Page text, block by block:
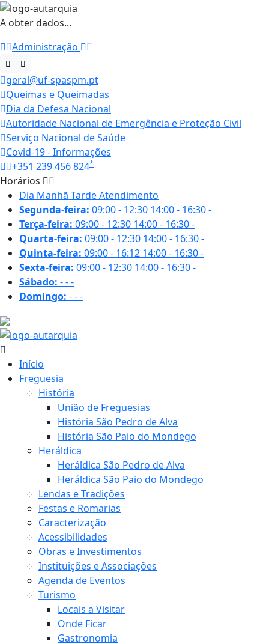
A obter dados...
Administração
geral@uf-spaspm.pt
Queimas e Queimadas
Dia da Defesa Nacional
Autoridade Nacional de Emergência e Proteção Civil
Serviço Nacional de Saúde
Covid-19 - Informações
+351 239 456 824*
Horários
Dia Manhã TardeAtendimento
Segunda-feira: 09:00 - 12:30 14:00 - 16:30-
Terça-feira: 09:00 - 12:30 14:00 - 16:30-
Quarta-feira: 09:00 - 12:30 14:00 - 16:30-
Quinta-feira: 09:00 - 16:12 14:00 - 16:30-
Sexta-feira: 09:00 - 12:30 14:00 - 16:30-
Sábado: ---
Domingo: ---
Início
Freguesia
História
União de Freguesias
História São Pedro de Alva
História São Paio do Mondego
Heráldica
Heráldica São Pedro de Alva
Heráldica São Paio do Mondego
Lendas e Tradições
Festas e Romarias
Caracterização
Acessibilidades
Obras e Investimentos
Instituições e Associações
Agenda de Eventos
Turismo
Locais a Visitar
Onde Ficar
Gastronomia